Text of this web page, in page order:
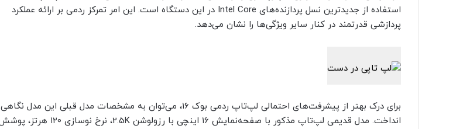
استفاده از جدیدترین نسل پردازنده‌های Intel Core در این دستگاه است. این امر تمرکز ردمی بر ارائه عملکرد
پردازشی قدرتمند در کنار سایر ویژگی‌ها را نشان می‌دهد.
برای درک بهتر از پیشرفت‌های احتمالی لپ‌تاپ ردمی بوک ۱۶، می‌توان به مشخصات مدل قبلی این مدل نگاهی